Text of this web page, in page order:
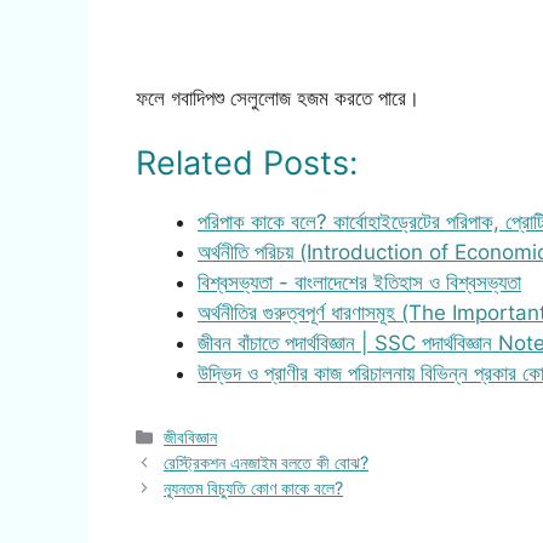
ফলে গবাদিপশু সেলুলোজ হজম করতে পারে।
Related Posts:
পরিপাক কাকে বলে? কার্বোহাইড্রেটের পরিপাক,
অর্থনীতি পরিচয় (Introduction of
বিশ্বসভ্যতা - বাংলাদেশের ইতিহাস ও বিশ্বসভ্যতা
অর্থনীতির গুরুত্বপূর্ণ ধারণাসমূহ (The
জীবন বাঁচাতে পদার্থবিজ্ঞান | SSC পদার্থবিজ্ঞান
উদ্ভিদ ও প্রাণীর কাজ পরিচালনায় বিভিন্ন প্রকার
Categories
জীববিজ্ঞান
রেস্ট্রিকশন এনজাইম বলতে কী বোঝ?
ন্যূনতম বিচ্যুতি কোণ কাকে বলে?